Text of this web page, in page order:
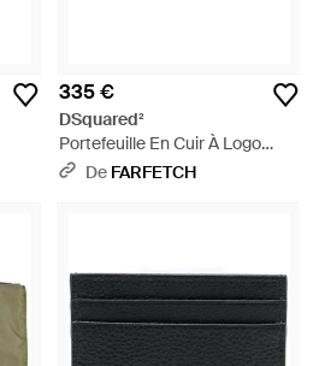
335 €
DSquared²
Portefeuille En Cuir À Logo
Brodé - Vert
De FARFETCH